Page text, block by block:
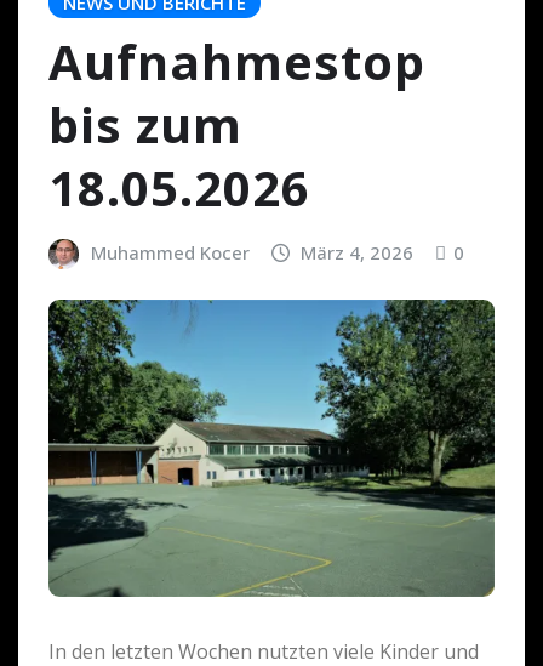
Aufnahmestop
bis zum
18.05.2026
Muhammed Kocer März 4, 2026 0
In den letzten Wochen nutzten viele Kinder und